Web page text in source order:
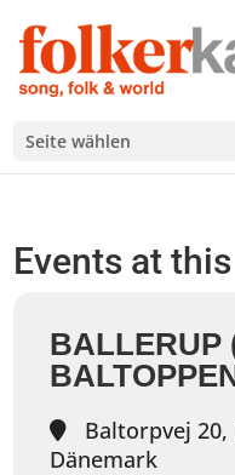
Seite wählen
Events at
BALLERUP
Baltorpvej 20,
Dänemark